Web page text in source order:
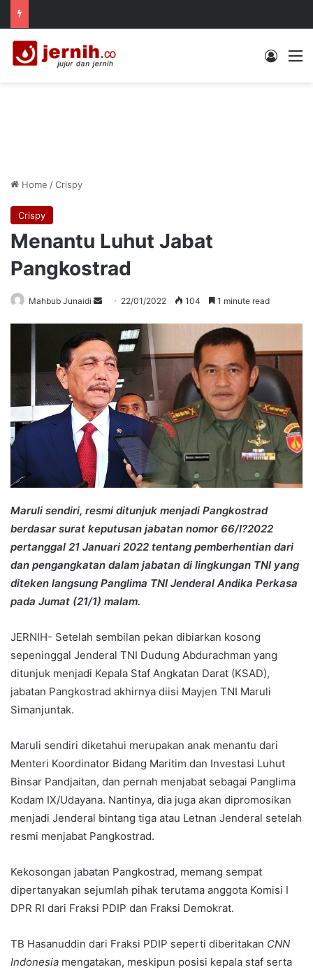
Log In
Home /Crispy
Crispy
Menantu Luhut Jabat
Pangkostrad
Mahbub Junaidi
Send
email
22/01/2022 104 1 minute read
Maruli sendiri, resmi ditunjuk menjadi Pangkostrad
berdasar surat keputusan jabatan nomor 66/I?2022
pertanggal 21 Januari 2022 tentang pemberhentian dari
dan pengangkatan dalam jabatan di lingkungan TNI yang
diteken langsung Panglima TNI Jenderal Andika Perkasa
pada Jumat (21/1) malam.
JERNIH- Setelah sembilan pekan dibiarkan kosong
sepeninggal Jenderal TNI Dudung Abdurachman yang
ditunjuk menjadi Kepala Staf Angkatan Darat (KSAD),
jabatan Pangkostrad akhirnya diisi Mayjen TNI Maruli
Simanjuntak.
Maruli sendiri diketahui merupakan anak menantu dari
Menteri Koordinator Bidang Maritim dan Investasi Luhut
Binsar Pandjaitan, dan pernah menjabat sebagai Panglima
Kodam IX/Udayana. Nantinya, dia juga akan dipromosikan
menjadi Jenderal bintang tiga atau Letnan Jenderal setelah
resmi menjabat Pangkostrad.
Kekosongan jabatan Pangkostrad, memang sempat
dipertanyakan sejumlah pihak terutama anggota Komisi I
DPR RI dari Fraksi PDIP dan Fraksi Demokrat.
TB Hasanuddin dari Fraksi PDIP seperti diberitakan CNN
Indonesia mengatakan, meskipun posisi kepala staf serta